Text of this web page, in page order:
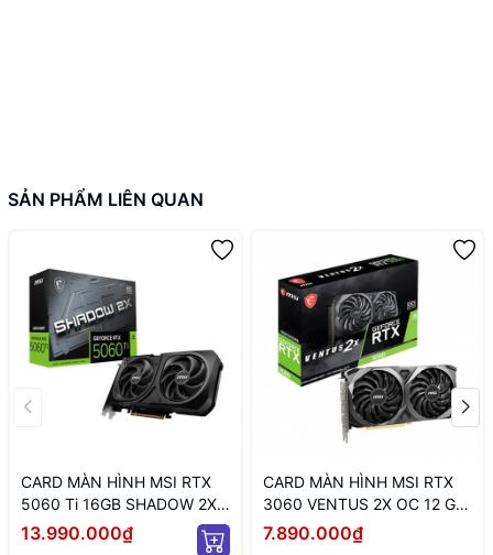
SẢN PHẨM LIÊN QUAN
CARD MÀN HÌNH MSI RTX
5060 Ti 16GB SHADOW 2X
OC PLUS
13.990.000₫
CARD MÀN HÌNH MSI RTX
3060 VENTUS 2X OC 12 GB
(12GB GDDR6, 192-BIT,
HDMI +DP, 1X8-PIN)
7.890.000₫